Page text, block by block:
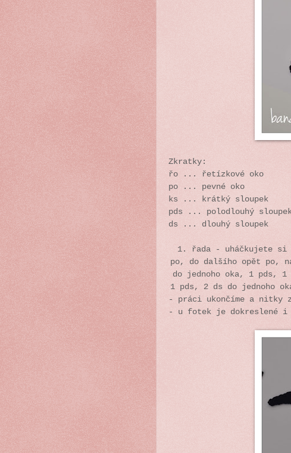
Zkratky:
řo ... řetízkové oko
po ... pevné oko
ks ... krátký sloupek
pds ... polodlouhý
ds ... dlouhý sloupek
1. řada - uháčkujete si
po, do dalšího opět po,
do jednoho oka, 1 pds,
1 pds, 2 ds do jednoho
- práci ukončíme a nitky
- u fotek je dokreslené i